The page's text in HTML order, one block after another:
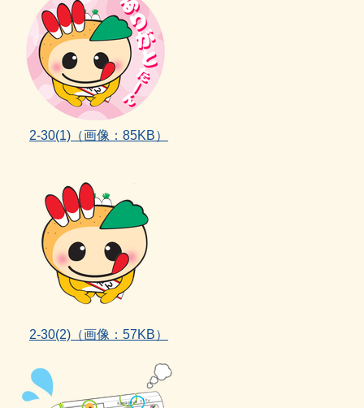
2‐30(1) （画像：85KB）
2‐30(2) （画像：57KB）